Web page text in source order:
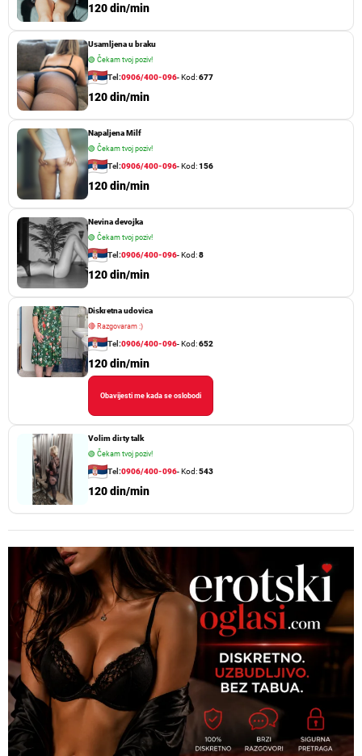
120 din/min
Usamljena u braku
🟢 Čekam tvoj poziv!
Tel:0906/400-096- Kod:677
120 din/min
Napaljena Milf
🟢 Čekam tvoj poziv!
Tel:0906/400-096- Kod:156
120 din/min
Nevina devojka
🟢 Čekam tvoj poziv!
Tel:0906/400-096- Kod:8
120 din/min
Diskretna udovica
🔴Razgovaram :)
Tel:0906/400-096- Kod:652
120 din/min
Obavijesti me kada se oslobodi
Volim dirty talk
🟢 Čekam tvoj poziv!
Tel:0906/400-096- Kod:543
120 din/min